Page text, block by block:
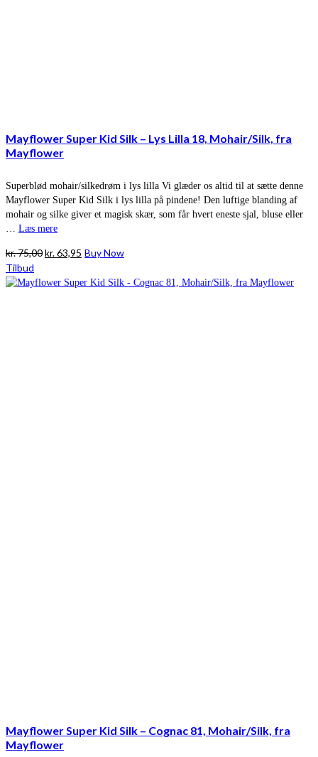
Mayflower Super Kid Silk – Lys Lilla 18, Mohair/Silk, fra
Mayflower
Superblød mohair/silkedrøm i lys lilla Vi glæder os altid til at sætte denne
Mayflower Super Kid Silk i lys lilla på pindene! Den luftige blanding af
mohair og silke giver et magisk skær, som får hvert eneste sjal, bluse eller
Læs mere
kr.75,00Den
pris
kr.63,95 Den
pris
Buy Now
Tilbud
Mayflower Super Kid Silk – Cognac 81, Mohair/Silk, fra
Mayflower